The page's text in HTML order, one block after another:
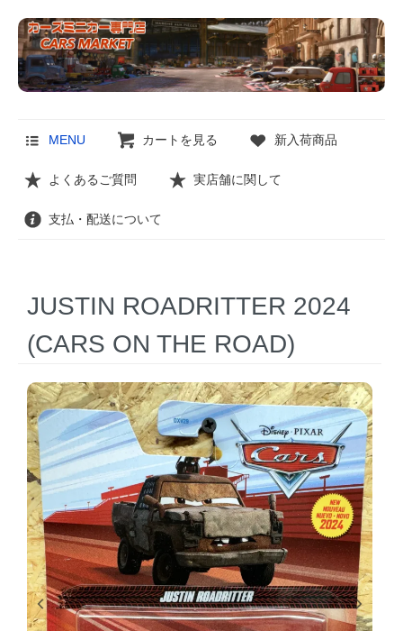
MENU カートを見る 新入荷商品
よくあるご質問 実店舗に関して
支払・配送について
JUSTIN ROADRITTER 2024
(CARS ON THE ROAD)